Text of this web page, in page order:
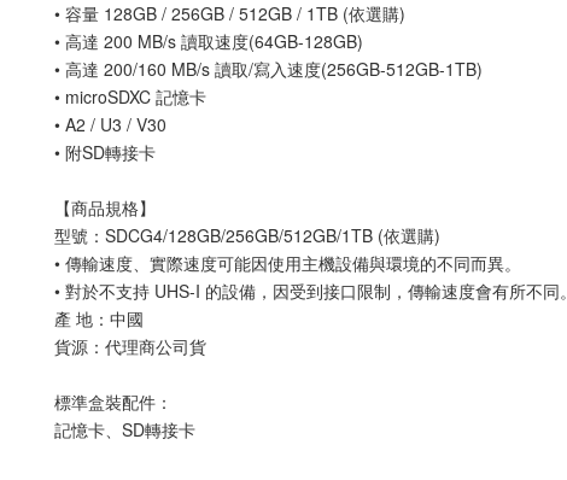
• 容量 128GB / 256GB / 512GB / 1TB (依選購)
• 高達 200 MB/s 讀取速度(64GB-128GB)
• 高達 200/160 MB/s 讀取/寫入速度(256GB-512GB-1TB)
• microSDXC 記憶卡
• A2 / U3 / V30
• 附SD轉接卡
【商品規格】
型號：SDCG4/128GB/256GB/512GB/1TB (依選購)
• 傳輸速度、實際速度可能因使用主機設備與環境的不同而異。
• 對於不支持 UHS-I 的設備，因受到接口限制，傳輸速度會有所不同。
產 地：中國
貨源：代理商公司貨
標準盒裝配件：
記憶卡、SD轉接卡